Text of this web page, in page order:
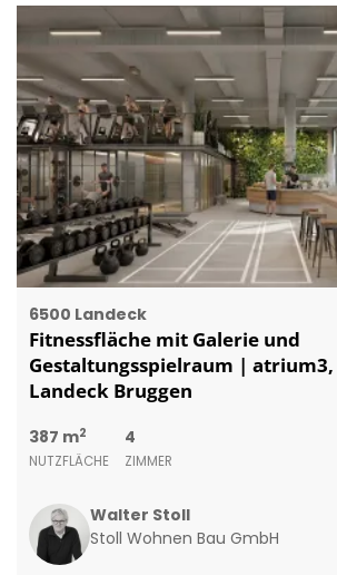
6500 Landeck
Fitnessfläche mit Galerie und
Gestaltungsspielraum |
Landeck Bruggen
387 m2
NUTZFLÄCHE
4
ZIMMER
Walter Stoll
Stoll Wohnen Bau GmbH